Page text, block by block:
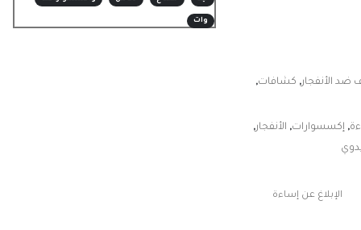
الأنفجار, كشافات,
, إكسسوارات, الأنفجار,
الإبلاغ عن إساءة
وات